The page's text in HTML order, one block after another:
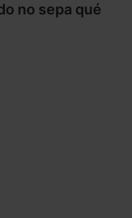
no sepa qué